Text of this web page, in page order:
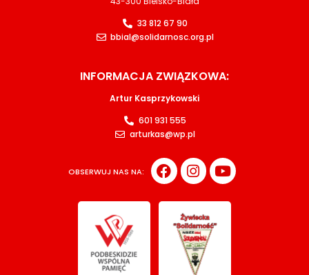
33 812 67 90
bbial@solidarnosc.org.pl
INFORMACJA ZWIĄZKOWA:
Artur Kasprzykowski
601 931 555
arturkas@wp.pl
OBSERWUJ NAS NA: